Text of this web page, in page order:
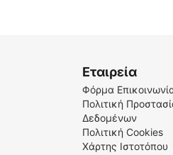
Εταιρεία
Φόρμα
Πολιτική
Δεδομένων
Πολιτική Cookies
Χάρτης Ιστοτόπου